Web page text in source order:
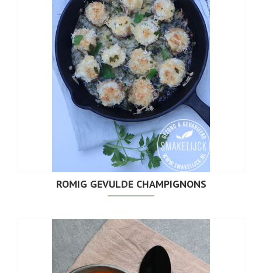
ROMIG GEVULDE CHAMPIGNONS